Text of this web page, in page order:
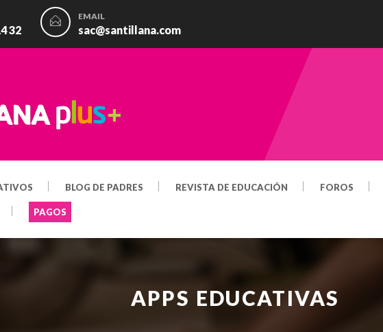
32
EMAIL
sac@santillana.com
BLOG DE PADRES REVISTA DE EDUCACIÓN FOROS
PAGOS
APPS EDUCATIVAS